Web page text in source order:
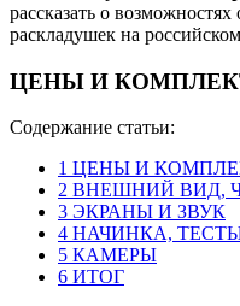
рассказать о
раскладушек на
ЦЕНЫ И
Содержание статьи:
1 ЦЕНЫ И
2 ВНЕШНИЙ ВИД,
3 ЭКРАНЫ И ЗВУК
4 НАЧИНКА,
5 КАМЕРЫ
6 ИТОГ